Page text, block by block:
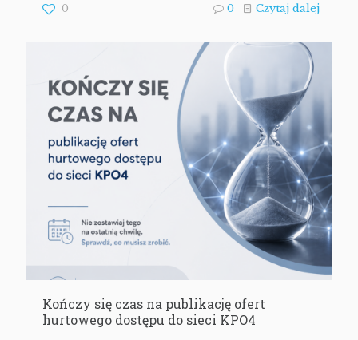
0 0 Czytaj dalej
Kończy się czas na publikację ofert
hurtowego dostępu do sieci KPO4